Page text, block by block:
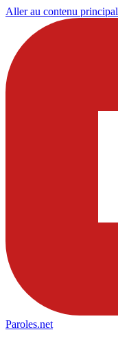
Aller au contenu principal
Paroles.net